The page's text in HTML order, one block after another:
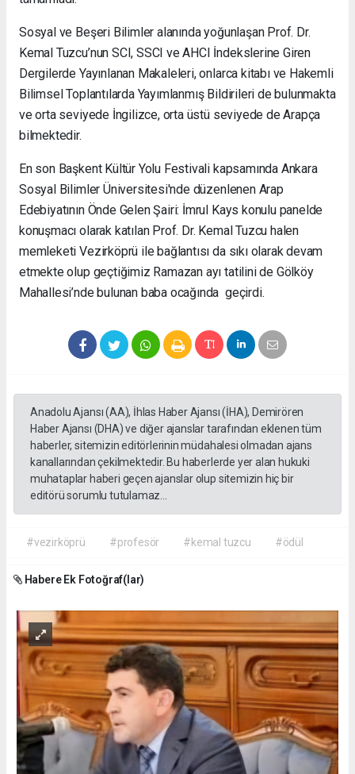
Sosyal ve Beşeri Bilimler alanında yoğunlaşan Prof. Dr.
Kemal Tuzcu’nun SCI, SSCI ve AHCI İndekslerine Giren
Dergilerde Yayınlanan Makaleleri, onlarca kitabı ve Hakemli
Bilimsel Toplantılarda Yayımlanmış Bildirileri de bulunmakta
ve orta seviyede İngilizce, orta üstü seviyede de Arapça
bilmektedir.
En son Başkent Kültür Yolu Festivali kapsamında Ankara
Sosyal Bilimler Üniversitesi'nde düzenlenen Arap
Edebiyatının Önde Gelen Şairi: İmrul Kays konulu panelde
konuşmacı olarak katılan Prof. Dr. Kemal Tuzcu halen
memleketi Vezirköprü ile bağlantısı da sıkı olarak devam
etmekte olup geçtiğimiz Ramazan ayı tatilini de Gölköy
Mahallesi’nde bulunan baba ocağında geçirdi.
Anadolu Ajansı (AA), İhlas Haber Ajansı (İHA), Demirören
Haber Ajansı (DHA) ve diğer ajanslar tarafından eklenen tüm
haberler, sitemizin editörlerinin müdahalesi olmadan ajans
kanallarından çekilmektedir. Bu haberlerde yer alan hukuki
muhataplar haberi geçen ajanslar olup sitemizin hiç bir
editörü sorumlu tutulamaz...
#vezirköprü #profesör #kemal tuzcu #ödül
Habere Ek Fotoğraf(lar)